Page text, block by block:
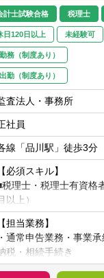
計士試験合格 税理士
日120日以上 未経験可
務（制度あり）
勤（制度あり）
査法人・事務所
社員
線「品川駅」徒歩3分
【必須スキル】
税理士・税理士有資格
以上）
会計士
【歓迎スキル】
会計事務所・税理士法
・経理部門での就業経
【担当業務】
・通常申告業務・事業
税・相続手続き
IPO支援業務